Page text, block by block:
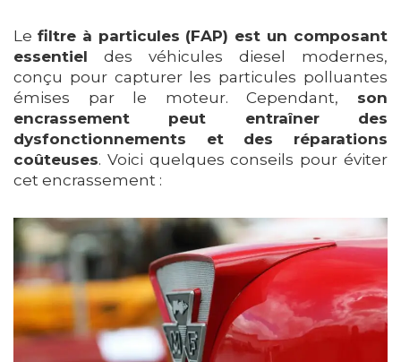
Le filtre à particules (FAP) est un composant
essentiel des véhicules diesel modernes,
conçu pour capturer les particules polluantes
émises par le moteur. Cependant, son
encrassement peut entraîner des
dysfonctionnements et des réparations
coûteuses. Voici quelques conseils pour éviter
cet encrassement :